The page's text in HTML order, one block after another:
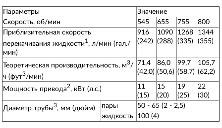
Параметры
Значение
Скорость, об/мин
545 655 755
800
Приблизительная скорость
перекачивания жидкости1 , л/мин (гал./
мин)
916
(242)
1090
(288)
1268
(335)
1344
(355)
Теоретическая производительность, м3/
ч (фут3/мин)
71,4
(42,0)
86,0
(50,6)
99,7
(58,7)
105,7
(62,2)
Мощность привода2, кВт (л.с.)
11
(15)
15
(20)
19
(25)
22
(30)
Диаметр трубы3, мм (дюйм) пары
50 - 65 (2 - 2,5)
жидкость
100 (4)